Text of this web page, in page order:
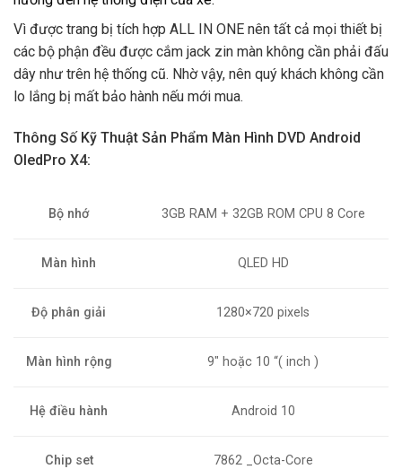
Vì được trang bị tích hợp ALL IN ONE nên tất cả mọi thiết bị
các bộ phận đều được cắm jack zin màn không cần phải đấu
dây như trên hệ thống cũ. Nhờ vậy, nên quý khách không cần
lo lắng bị mất bảo hành nếu mới mua.
Thông Số Kỹ Thuật Sản Phẩm ​Màn Hình DVD Android
OledPro X4:
Bộ nhớ 3GB RAM + 32GB ROM CPU 8 Core
Màn hình QLED HD
Độ phân giải 1280×720 pixels
Màn hình rộng 9″ hoặc 10 “( inch )
Hệ điều hành Android 10
Chip set 7862 _Octa-Core